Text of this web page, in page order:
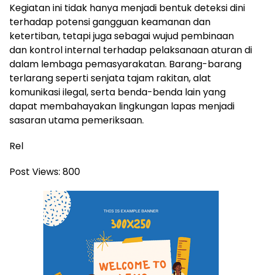
Kegiatan ini tidak hanya menjadi bentuk deteksi dini
terhadap potensi gangguan keamanan dan
ketertiban, tetapi juga sebagai wujud pembinaan
dan kontrol internal terhadap pelaksanaan aturan di
dalam lembaga pemasyarakatan. Barang-barang
terlarang seperti senjata tajam rakitan, alat
komunikasi ilegal, serta benda-benda lain yang
dapat membahayakan lingkungan lapas menjadi
sasaran utama pemeriksaan.
Rel
Post Views: 800